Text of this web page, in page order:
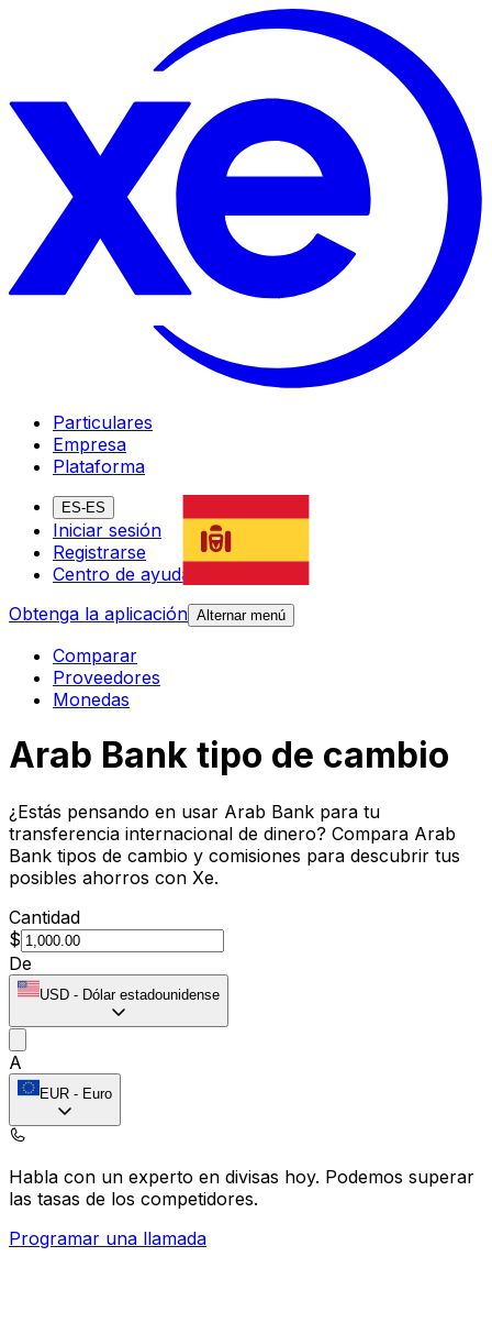
Particulares
Empresa
Plataforma
ES-ES
Iniciar sesión
Registrarse
Centro de ayuda
Obtenga la aplicación Alternar menú
Comparar
Proveedores
Monedas
Arab Bank tipo de cambio
¿Estás pensando en usar Arab Bank para tu
transferencia internacional de dinero? Compara Arab
Bank tipos de cambio y comisiones para descubrir tus
posibles ahorros con Xe.
Cantidad
$
De
USD - Dólar estadounidense
A
EUR - Euro
Habla con un experto en divisas hoy. Podemos superar
las tasas de los competidores.
Programar una llamada